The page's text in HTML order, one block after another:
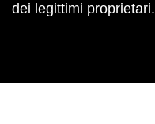
dei legittimi proprietari.